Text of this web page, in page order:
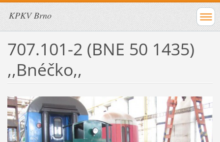
KPKV Brno
707.101-2 (BNE 50 1435)
,,Bnéčko,,